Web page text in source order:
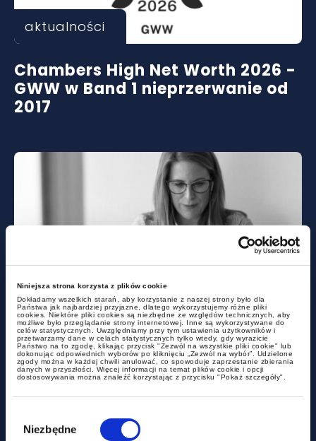
Niniejsza strona korzysta z plików cookie
Dokładamy wszelkich starań, aby korzystanie z naszej strony było dla
Państwa jak najbardziej przyjazne, dlatego wykorzystujemy różne pliki
cookies. Niektóre pliki cookies są niezbędne ze względów technicznych, aby
możliwe było przeglądanie strony internetowej. Inne są wykorzystywane do
celów statystycznych. Uwzględniamy przy tym ustawienia użytkowników i
przetwarzamy dane w celach statystycznych tylko wtedy, gdy wyrazicie
Państwo na to zgodę, klikając przycisk "Zezwól na wszystkie pliki cookie" lub
dokonując odpowiednich wyborów po kliknięciu „Zezwól na wybór”. Udzielone
zgody można w każdej chwili anulować, co spowoduje zaprzestanie zbierania
danych w przyszłości. Więcej informacji na temat plików cookie i opcji
dostosowywania można znaleźć korzystając z przycisku "Pokaż szczegóły".
zgody
Niezbędne
aktualności
Chambers High Net Worth 2026 -
GWW w Band 1 nieprzerwanie od
2017
aktualności
Już teraz inspektor pracy może
zdecydować, że Twoja umowa
B2B to w rzeczywistości etat